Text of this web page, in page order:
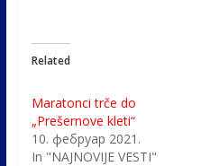
Related
Maratonci trče do
„Prešernove kleti“
10. фебруар 2021.
In "NAJNOVIJE VESTI"